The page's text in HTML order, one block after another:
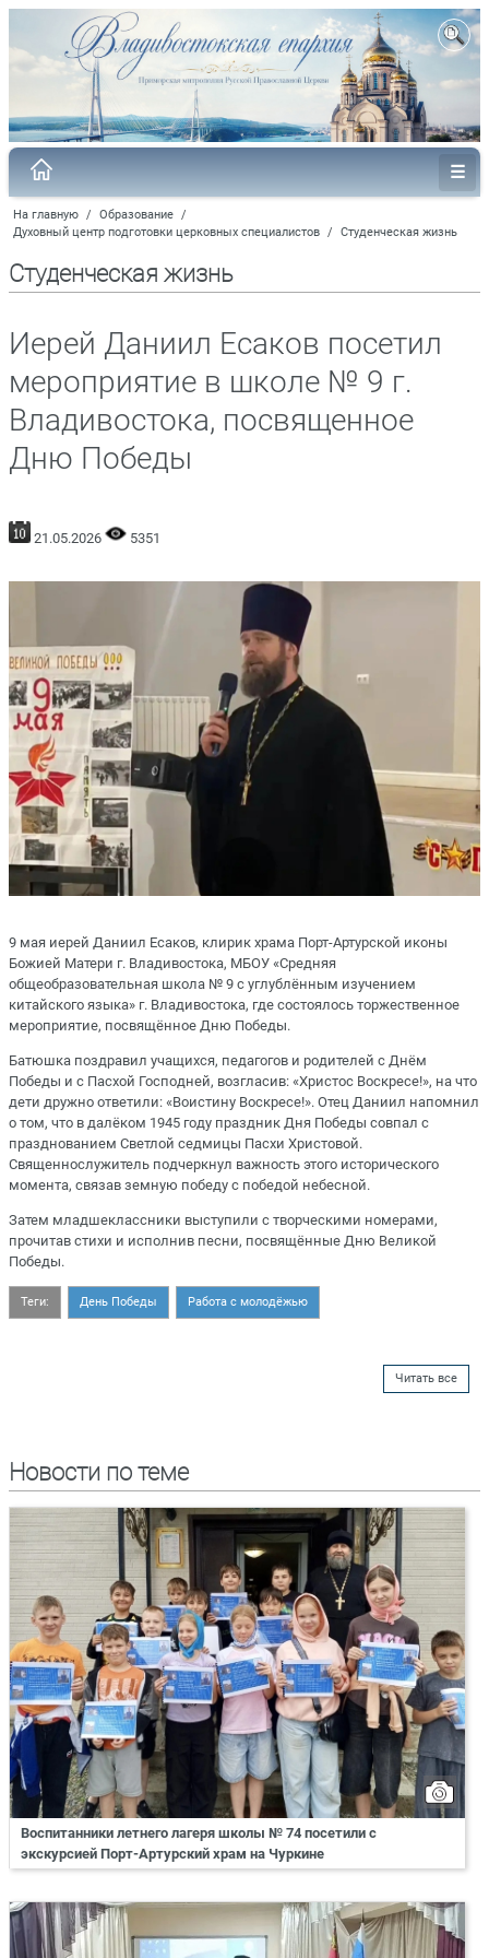
На главную / Образование /
Духовный центр подготовки церковных специалистов / Студенческая жизнь
Студенческая жизнь
Иерей Даниил Есаков посетил
мероприятие в школе № 9 г.
Владивостока, посвященное
Дню Победы
21.05.2026 5351
9 мая иерей Даниил Есаков, клирик храма Порт-Артурской иконы
Божией Матери г. Владивостока, МБОУ «Средняя
общеобразовательная школа № 9 с углублённым изучением
китайского языка» г. Владивостока, где состоялось торжественное
мероприятие, посвящённое Дню Победы.
Батюшка поздравил учащихся, педагогов и родителей с Днём
Победы и с Пасхой Господней, возгласив: «Христос Воскресе!», на что
дети дружно ответили: «Воистину Воскресе!». Отец Даниил напомнил
о том, что в далёком 1945 году праздник Дня Победы совпал с
празднованием Светлой седмицы Пасхи Христовой.
Священнослужитель подчеркнул важность этого исторического
момента, связав земную победу с победой небесной.
Затем младшеклассники выступили с творческими номерами,
прочитав стихи и исполнив песни, посвящённые Дню Великой
Победы.
Теги: День Победы Работа с молодёжью
Читать все
Новости по теме
Воспитанники летнего лагеря школы № 74 посетили с
экскурсией Порт-Артурский храм на Чуркине